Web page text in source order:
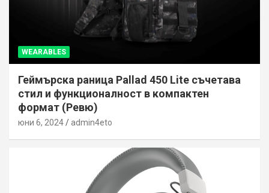
WEARABLES
Геймърска раница Pallad 450 Lite съчетава
стил и функционалност в компактен
формат (Ревю)
юни 6, 2024 admin4eto